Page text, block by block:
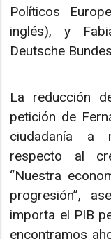
Políticos
inglés), y
Deutsche
La reducción
petición de
ciudadanía a
respecto al
“Nuestra
progresión”,
importa el PIB
encontramos